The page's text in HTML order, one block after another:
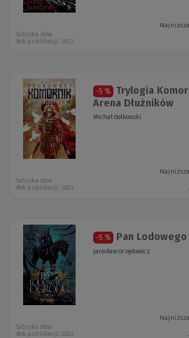
fabryka słów
Rok publikacji: 2022
-5 %
Trylogia
Arena Dłużników
Michał Gołkowski
fabryka słów
Rok publikacji: 2022
-5 % Pan
Jarosław Grzędowicz
fabryka słów
Rok publikacji: 2022